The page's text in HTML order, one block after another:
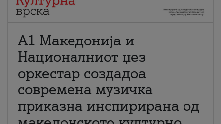
А1 Македонија и
Националниот џез
оркестар создадоа
современа музичка
приказна инспирирана од